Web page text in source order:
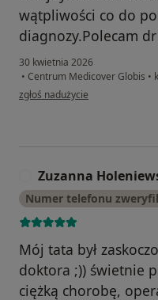
wątpliwości co do
diagnozy.Polecam dr
30 kwietnia 2026
• Centrum Medicover Globis •
w opinii użytkownika Danuta
zgłoś nadużycie
Zuzanna
Numer telefonu
Mój tata był
doktora ;)) świetnie
ciężką chorobę,